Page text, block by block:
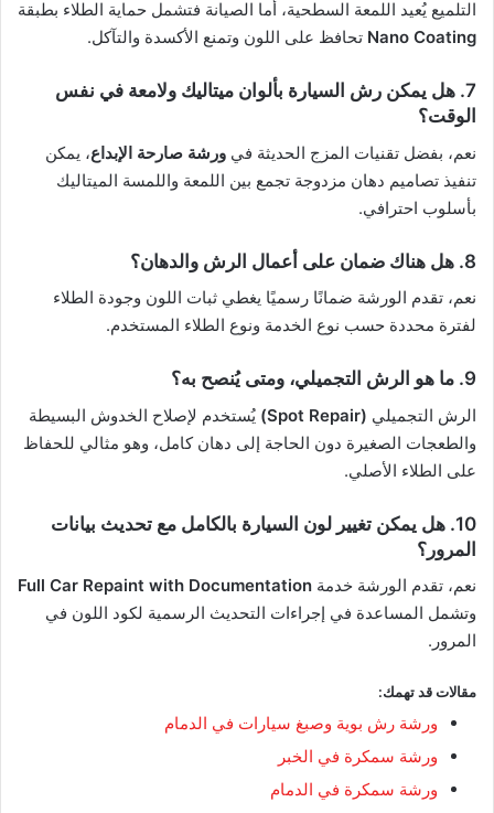
التلميع يُعيد اللمعة السطحية، أما الصيانة فتشمل حماية الطلاء بطبقة
Nano Coating تحافظ على اللون وتمنع الأكسدة والتآكل.
7. هل يمكن رش السيارة بألوان ميتاليك ولامعة في نفس
الوقت؟
نعم، بفضل تقنيات المزج الحديثة في ورشة صارحة الإبداع، يمكن
تنفيذ تصاميم دهان مزدوجة تجمع بين اللمعة واللمسة الميتاليك
بأسلوب احترافي.
8. هل هناك ضمان على أعمال الرش والدهان؟
نعم، تقدم الورشة ضمانًا رسميًا يغطي ثبات اللون وجودة الطلاء
لفترة محددة حسب نوع الخدمة ونوع الطلاء المستخدم.
9. ما هو الرش التجميلي، ومتى يُنصح به؟
الرش التجميلي (Spot Repair)
يُستخدم لإصلاح الخدوش البسيطة
والطعجات الصغيرة دون الحاجة إلى دهان كامل، وهو مثالي للحفاظ
على الطلاء الأصلي.
10. هل يمكن تغيير لون السيارة بالكامل مع تحديث بيانات
المرور؟
نعم، تقدم الورشة خدمة Full Car Repaint with Documentation
وتشمل المساعدة في إجراءات التحديث الرسمية لكود اللون في
المرور.
مقالات قد تهمك:
ورشة رش بوية وصبغ سيارات في الدمام
ورشة سمكرة في الخبر
ورشة سمكرة في الدمام